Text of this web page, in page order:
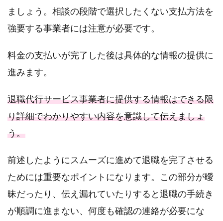
ましょう。相談の段階で選択したくない支払方法を
強要する事業者には注意が必要です。
料金の支払いが完了した後は具体的な情報の提供に
進みます。
退職代行サービス事業者に提供する情報はできる限
り詳細でわかりやすい内容を意識して伝えましょ
う。
前述したようにスムーズに進めて退職を完了させる
ためには重要なポイントになります。この部分が曖
昧だったり、伝え漏れていたりすると退職の手続き
が順調に進まない、何度も確認の連絡が必要にな